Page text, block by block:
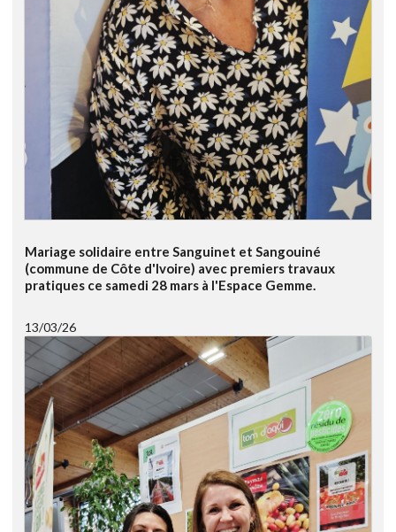
Mariage solidaire entre Sanguinet et Sangouiné
(commune de Côte d'Ivoire) avec premiers travaux
pratiques ce samedi 28 mars à l'Espace Gemme.
13/03/26